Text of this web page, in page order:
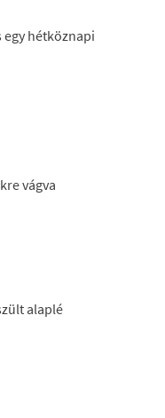
egy hétköznapi
vágva
alaplé